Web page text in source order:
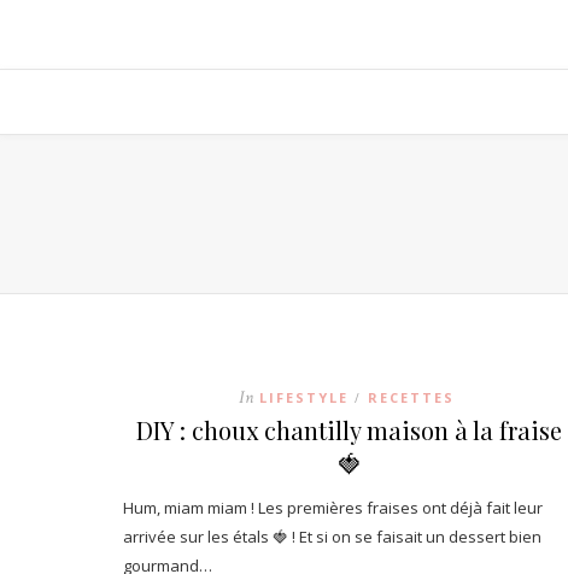
In LIFESTYLE / RECETTES
DIY : choux chantilly maison à la fraise
🍓
Hum, miam miam ! Les premières fraises ont déjà fait leur
arrivée sur les étals 🍓 ! Et si on se faisait un dessert bien
gourmand…